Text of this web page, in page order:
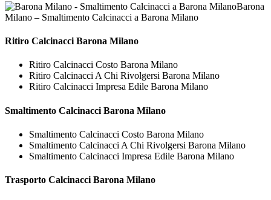
Barona
Milano – Smaltimento Calcinacci a Barona Milano
Ritiro Calcinacci Barona Milano
Ritiro Calcinacci Costo Barona Milano
Ritiro Calcinacci A Chi Rivolgersi Barona Milano
Ritiro Calcinacci Impresa Edile Barona Milano
Smaltimento Calcinacci Barona Milano
Smaltimento Calcinacci Costo Barona Milano
Smaltimento Calcinacci A Chi Rivolgersi Barona Milano
Smaltimento Calcinacci Impresa Edile Barona Milano
Trasporto Calcinacci Barona Milano